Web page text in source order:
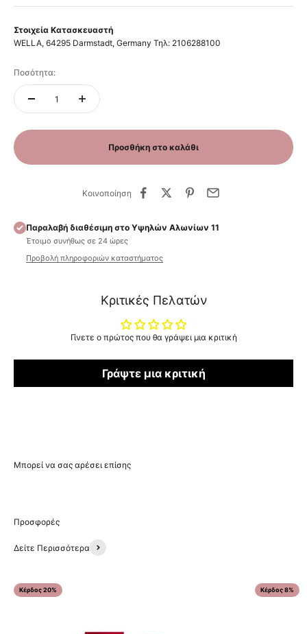
Στοιχεία Κατασκευαστή
WELLA, 64295 Darmstadt, Germany Τηλ: 2106288100
Ποσότητα:
Προσθήκη στο καλάθι
Κοινοποίηση
Παραλαβή διαθέσιμη στο Υψηλών Αλωνίων 11
Έτοιμο συνήθως σε 24 ώρες
Προβολή πληροφοριών καταστήματος
Κριτικές Πελατών
Γίνετε ο πρώτος που θα γράψει μια κριτική
Γράψτε μια κριτική
Δείτε Περισσότερα
Κέρδος 20% Κέρδος 8%